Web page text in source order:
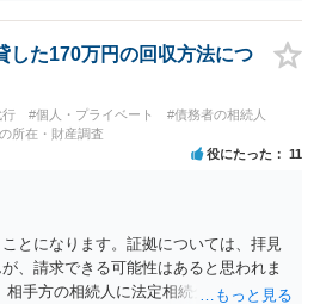
意に返金する意思がないものと判断
円及びこれに対する遅延損害金の支払い
の他必要な法的手続を直ちに講じま
る費用その他法令上認められる金員につ
ので、あらかじめ申し添えます。 本件
ことによって生じた返還義務の履行を
義務の発生や履行時期には何ら影響を
れ以上、本件の解決を不必要に遅延さ
やかに返金手続を履行されるよう、強
した170万円の回収方法につ
行 #個人・プライベート
#債務者の相続人
所在・財産調査
役にたった 11
とになります。証拠については、拝見
、請求できる可能性はあると思われま
手方の相続人に法定相続分に応じて請